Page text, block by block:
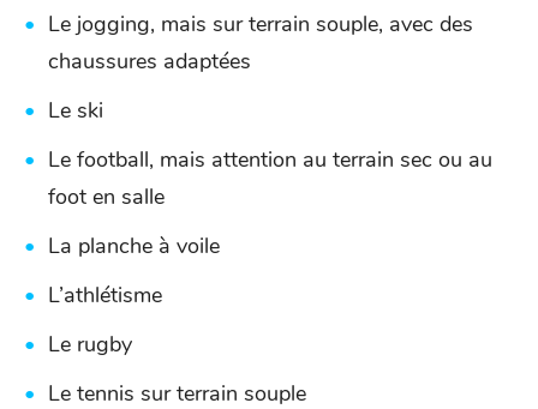
Le jogging, mais sur terrain souple, avec des
chaussures adaptées
Le ski
Le football, mais attention au terrain sec ou au
foot en salle
La planche à voile
L’athlétisme
Le rugby
Le tennis sur terrain souple